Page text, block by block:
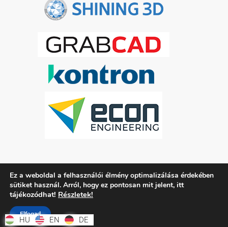
ADATKEZELÉSI TÁJÉKOZTATÓ
Ez a weboldal a felhasználói élmény optimalizálása érdekében
sütiket használ. Arról, hogy ez pontosan mit jelent, itt
tájékozódhat! Részletek!
Elfogad
HU EN DE
HU EN DE